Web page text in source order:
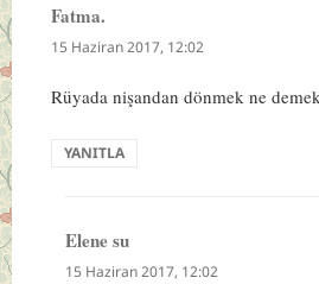
Fatma.
ki:
15 Haziran 2017, 12:02
Rüyada nişandan dönmek ne
YANITLA
Elene sudedi
ki:
15 Haziran 2017, 12:02